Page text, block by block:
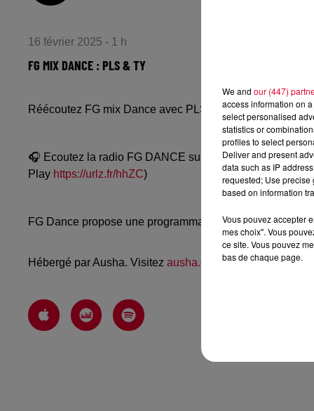
16 février 2025 - 1 h
FG MIX DANCE : PLS & TY
Réécoutez FG mix Dance avec PLS & TY du vendredi
🎧 Ecoutez la radio FG DANCE sur
www.radiofg.com/fg-
Play https://urlz.fr/hhZC)
FG Dance propose une programmation dance, EDM,
Hébergé par Ausha. Visitez ausha.co/politique-de-
We and our (447)
access information on
select personalised
statistics or
profiles to select
Deliver and present
data such as IP
requested; Use precise
based on information
Vous pouvez accepter
mes choix". Vous
ce site. Vous pouvez
bas de chaque page.